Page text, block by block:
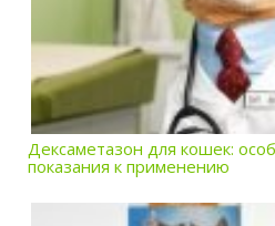
Дексаметазон для кошек:
показания к применению